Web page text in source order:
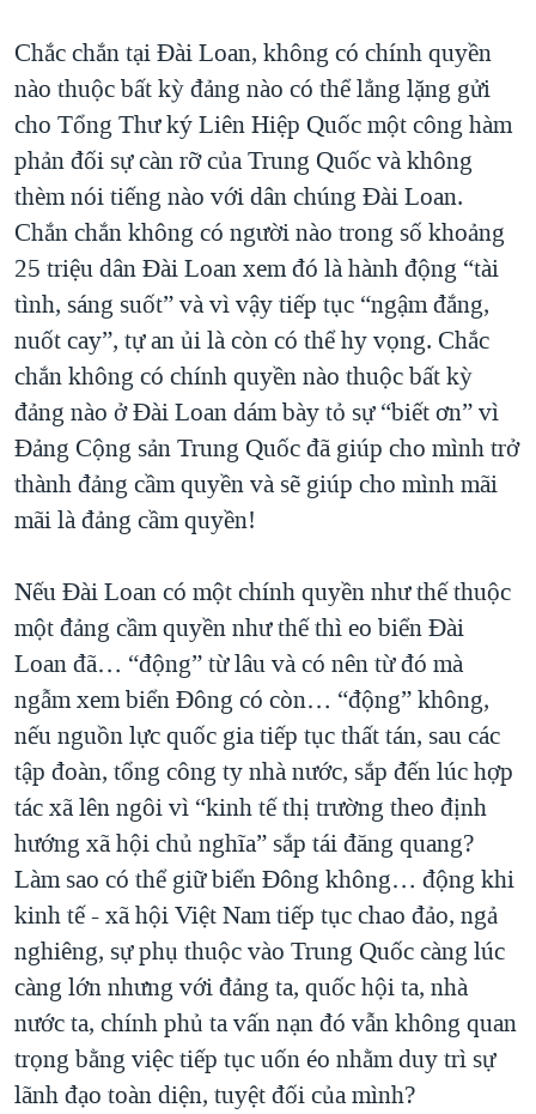
Chắc chắn tại Đài Loan, không có chính quyền
nào thuộc bất kỳ đảng nào có thể lẳng lặng gửi
cho Tổng Thư ký Liên Hiệp Quốc một công hàm
phản đối sự càn rỡ của Trung Quốc và không
thèm nói tiếng nào với dân chúng Đài Loan.
Chắn chắn không có người nào trong số khoảng
25 triệu dân Đài Loan xem đó là hành động “tài
tình, sáng suốt” và vì vậy tiếp tục “ngậm đắng,
nuốt cay”, tự an ủi là còn có thể hy vọng. Chắc
chắn không có chính quyền nào thuộc bất kỳ
đảng nào ở Đài Loan dám bày tỏ sự “biết ơn” vì
Đảng Cộng sản Trung Quốc đã giúp cho mình trở
thành đảng cầm quyền và sẽ giúp cho mình mãi
mãi là đảng cầm quyền!
Nếu Đài Loan có một chính quyền như thế thuộc
một đảng cầm quyền như thế thì eo biển Đài
Loan đã… “động” từ lâu và có nên từ đó mà
ngẫm xem biển Đông có còn… “động” không,
nếu nguồn lực quốc gia tiếp tục thất tán, sau các
tập đoàn, tổng công ty nhà nước, sắp đến lúc hợp
tác xã lên ngôi vì “kinh tế thị trường theo định
hướng xã hội chủ nghĩa” sắp tái đăng quang?
Làm sao có thể giữ biển Đông không… động khi
kinh tế - xã hội Việt Nam tiếp tục chao đảo, ngả
nghiêng, sự phụ thuộc vào Trung Quốc càng lúc
càng lớn nhưng với đảng ta, quốc hội ta, nhà
nước ta, chính phủ ta vấn nạn đó vẫn không quan
trọng bằng việc tiếp tục uốn éo nhằm duy trì sự
lãnh đạo toàn diện, tuyệt đối của mình?